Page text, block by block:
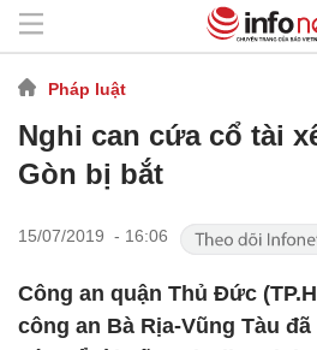
Pháp luật
Nghi can cứa cổ tài
Gòn bị bắt
15/07/2019 - 16:06
Công an quận Thủ Đức
công an Bà Rịa-Vũng Tàu